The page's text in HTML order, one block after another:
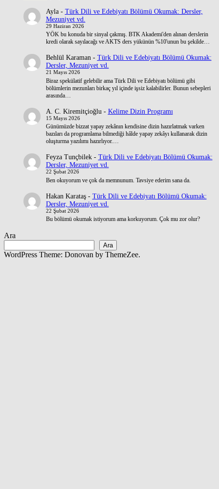
Ayla- Türk Dili ve Edebiyatı Bölümü Okumak: Dersler,
Mezuniyet vd.
29 Haziran 2026
YÖK bu konuda bir sinyal çakmış. BTK Akademi'den alınan derslerin
kredi olarak sayılacağı ve AKTS ders yükünün %10'unun bu şekilde…
Behlül Karaman- Türk Dili ve Edebiyatı Bölümü Okumak:
Dersler, Mezuniyet vd.
21 Mayıs 2026
Biraz spekülatif gelebilir ama Türk Dili ve Edebiyatı bölümü gibi
bölümlerin mezunları birkaç yıl içinde işsiz kalabilirler. Bunun sebepleri
arasında…
A. C. Kiremitçioğlu - Kelime Dizin Programı
15 Mayıs 2026
Günümüzde bizzat yapay zekânın kendisine dizin hazırlatmak varken
bazıları da programlama bilmediği hâlde yapay zekâyı kullanarak dizin
oluşturma yazılımı hazırlıyor.…
Feyza Tunçbilek- Türk Dili ve Edebiyatı Bölümü Okumak:
Dersler, Mezuniyet vd.
22 Şubat 2026
Ben okuyorum ve çok da memnunum. Tavsiye ederim sana da.
Hakan Karataş- Türk Dili ve Edebiyatı Bölümü Okumak:
Dersler, Mezuniyet vd.
22 Şubat 2026
Bu bölümü okumak istiyorum ama korkuyorum. Çok mu zor olur?
Ara
Ara
WordPress Theme: Donovan by ThemeZee.